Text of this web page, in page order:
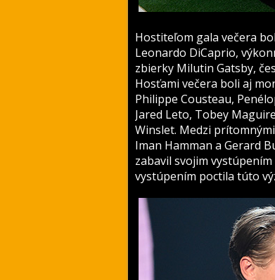
Hostiteľom gala večera
Leonardo DiCaprio,
zbierky Milutin Gatsby,
Hosťami večera boli aj
Philippe Cousteau,
Jared Leto, Tobey
Winslet. Medzi
Iman Hamman a Gerard
zabavil svojim
vystúpením poctila túto